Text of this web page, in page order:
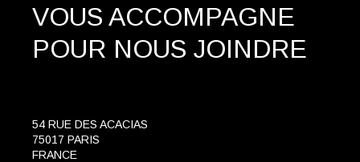
VOUS ACCOMPAGNE
POUR NOUS JOINDRE
54 RUE DES ACACIAS
75017 PARIS
FRANCE